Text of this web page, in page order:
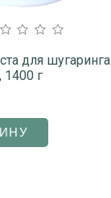
для шугаринга
1400 г